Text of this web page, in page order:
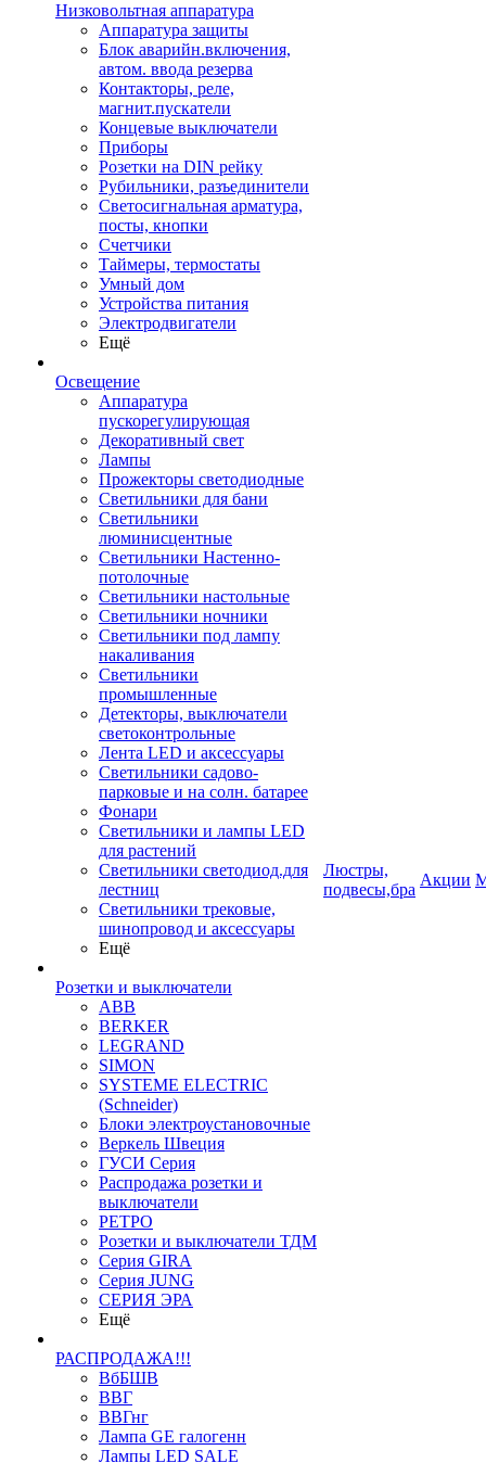
Низковольтная аппаратура
Аппаратура защиты
Блок аварийн.включения,
автом. ввода резерва
Контакторы, реле,
магнит.пускатели
Концевые выключатели
Приборы
Розетки на DIN рейку
Рубильники, разъединители
Светосигнальная арматура,
посты, кнопки
Счетчики
Таймеры, термостаты
Умный дом
Устройства питания
Электродвигатели
Ещё
Освещение
Аппаратура
пускорегулирующая
Декоративный свет
Лампы
Прожекторы светодиодные
Светильники для бани
Светильники
люминисцентные
Светильники Настенно-
потолочные
Светильники настольные
Светильники ночники
Светильники под лампу
накаливания
Светильники
промышленные
Детекторы, выключатели
светоконтрольные
Лента LED и аксессуары
Светильники садово-
парковые и на солн. батарее
Фонари
Светильники и лампы LED
для растений
Светильники светодиод.для
лестниц
Светильники трековые,
шинопровод и аксессуары
Ещё
Розетки и выключатели
ABB
BERKER
LEGRAND
SIMON
SYSTEME ELECTRIC
(Schneider)
Блоки электроустановочные
Веркель Швеция
ГУСИ Серия
Распродажа розетки и
выключатели
РЕТРО
Розетки и выключатели ТДМ
Серия GIRA
Серия JUNG
СЕРИЯ ЭРА
Ещё
РАСПРОДАЖА!!!
ВбБШВ
ВВГ
ВВГнг
Лампа GE галогенн
Лампы LED SALE
Люстры,
подвесы,бра
Акции